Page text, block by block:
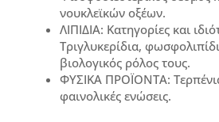
νουκλεϊκών οξέων.
ΛΙΠΙΔΙΑ: Κατηγορίες και
Τριγλυκερίδια,
βιολογικός ρόλος τους.
ΦΥΣΙΚΑ ΠΡΟΪΟΝΤΑ:
φαινολικές ενώσεις.